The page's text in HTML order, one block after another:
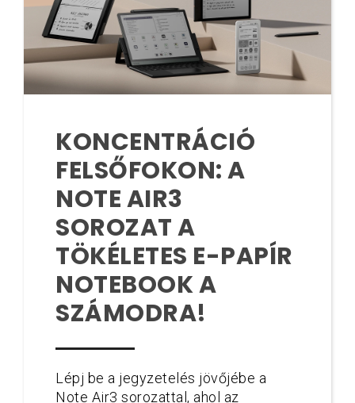
KONCENTRÁCIÓ
FELSŐFOKON: A
NOTE AIR3
SOROZAT A
TÖKÉLETES E-PAPÍR
NOTEBOOK A
SZÁMODRA!
Lépj be a jegyzetelés jövőjébe a
Note Air3 sorozattal, ahol az